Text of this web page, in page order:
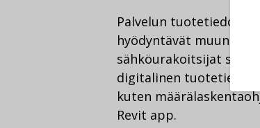
Palvelun tuotetiedot
hyödyntävät muun
sähköurakoitsijat sekä
digitalinen tuotetieto
kuten
Revit app.